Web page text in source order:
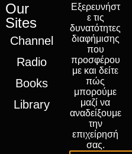
Our
Sites
Channel
Radio
Books
Library
Εξερευνήστ
ε τις
δυνατότητες
διαφήμισης
που
προσφέρου
με και δείτε
πώς
μπορούμε
μαζί να
αναδείξουμε
την
επιχείρησή
σας.